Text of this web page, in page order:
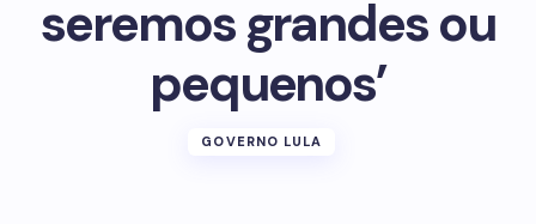
seremos grandes ou
pequenos’
GOVERNO LULA